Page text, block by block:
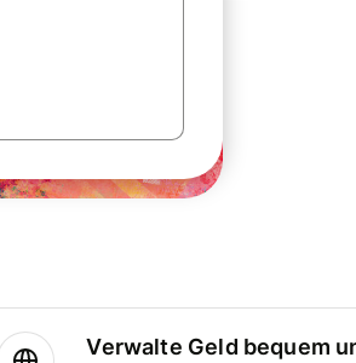
Verwalte Geld bequem